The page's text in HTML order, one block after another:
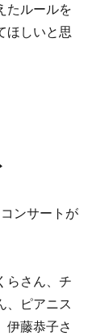
たルールを
ほしいと思
ンサートが
らさん、チ
、ピアニス
伊藤恭子さ